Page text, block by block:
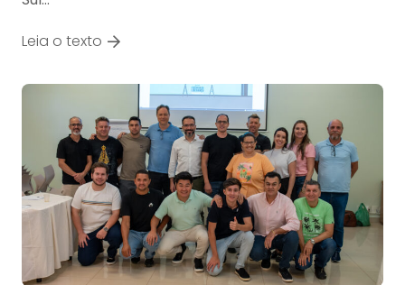
Leia o texto